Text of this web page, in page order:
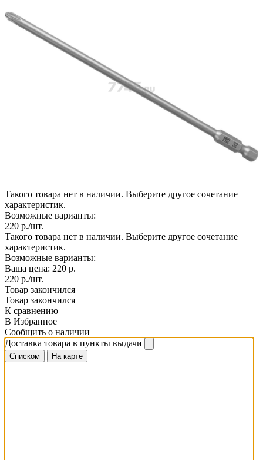
Такого товара нет в наличии. Выберите другое сочетание
характеристик.
Возможные варианты:
220 р./шт.
Такого товара нет в наличии. Выберите другое сочетание
характеристик.
Возможные варианты:
Ваша цена: 220 р.
220 р./шт.
Товар закончился
Товар закончился
К сравнению
В Избранное
Сообщить о наличии
Доставка товара в пункты выдачи
Списком На карте